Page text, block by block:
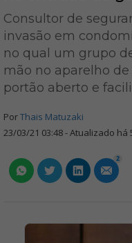
Consultor de
invasão em
no qual um grupo
mão no aparelho
portão aberto e
PorThais Matuzaki
23/03/21 03:48 - Atualizado há
2